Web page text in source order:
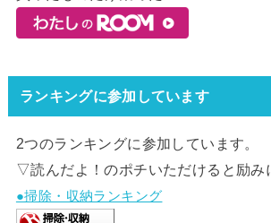
ランキングに参加しています
2つのランキングに参加しています。
▽読んだよ！のポチいただけると励み
●掃除・収納ランキング